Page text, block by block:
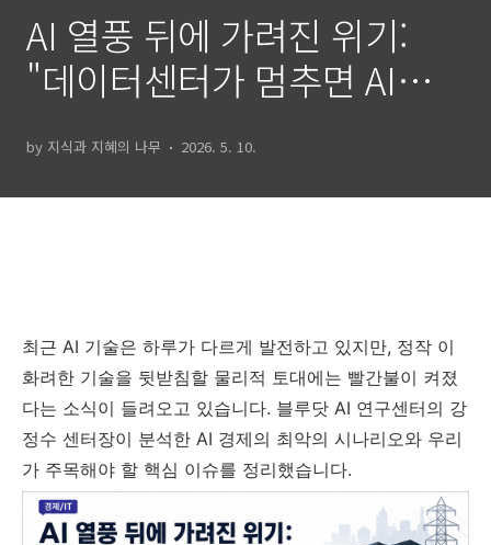
AI 열풍 뒤에 가려진 위기:
"데이터센터가 멈추면 AI도
by 지식과 지혜의 나무 2026. 5. 10.
최근 AI 기술은 하루가 다르게 발전하고 있지만, 정작 이
화려한 기술을 뒷받침할 물리적 토대에는 빨간불이 켜졌
다는 소식이 들려오고 있습니다. 블루닷 AI 연구센터의 강
정수 센터장이 분석한 AI 경제의 최악의 시나리오와 우리
가 주목해야 할 핵심 이슈를 정리했습니다.